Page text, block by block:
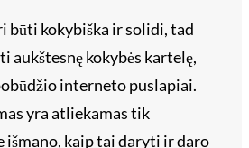
būti kokybiška ir solidi, tad
aukštesnę kokybės kartelę,
interneto puslapiai.
yra atliekamas tik
išmano, kaip tai daryti ir daro